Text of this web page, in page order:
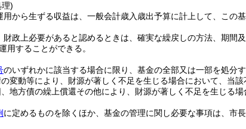
)
用から生ずる収益は、一般会計歳入歳出予算に計上して、この
財政上必要があると認めるときは、確実な繰戻しの方法、期間
用することができる。
のいずれかに該当する場合に限り、基金の全部又は一部を処分す
変動等により、財源が著しく不足を生じる場合において、当該
地方債の繰上償還その他により、財源が著しく不足を生じる
に定めるものを除くほか、基金の管理に関し必要な事項は、市長